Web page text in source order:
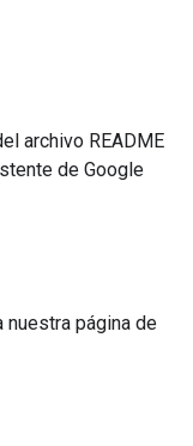
archivo README
de Google
nuestra página de